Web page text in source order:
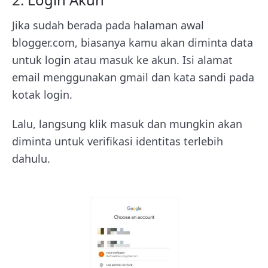
Jika sudah berada pada halaman awal
blogger.com, biasanya kamu akan diminta data
untuk login atau masuk ke akun. Isi alamat
email menggunakan gmail dan kata sandi pada
kotak login.
Lalu, langsung klik masuk dan mungkin akan
diminta untuk verifikasi identitas terlebih
dahulu.